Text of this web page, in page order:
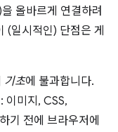
올바르게 연결하려
(일시적인) 단점은 게
기초에 불과합니다.
이미지, CSS,
기 전에 브라우저에